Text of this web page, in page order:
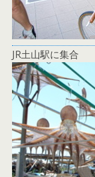
JR土山駅に集合